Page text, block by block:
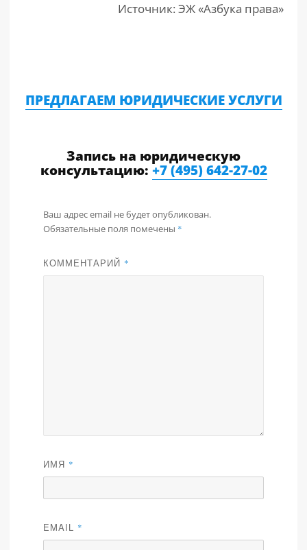
Источник: ЭЖ «Азбука права»
ПРЕДЛАГАЕМ ЮРИДИЧЕСКИЕ УСЛУГИ
Запись на юридическую
консультацию: +7 (495) 642-27-02
Ваш адрес email не будет опубликован.
Обязательные поля помечены *
КОММЕНТАРИЙ *
ИМЯ *
EMAIL *